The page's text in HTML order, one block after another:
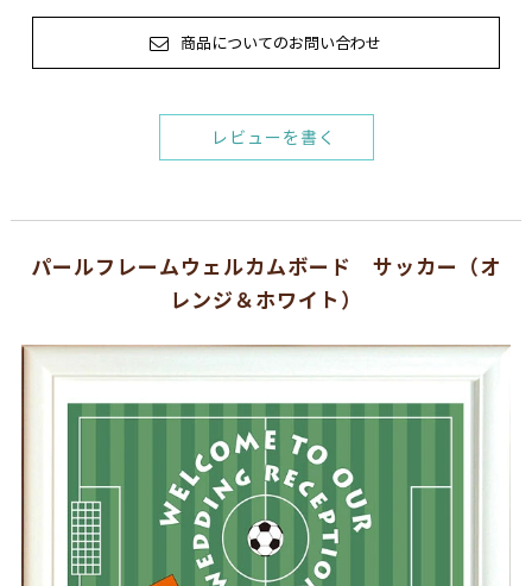
商品についてのお問い合わせ
レビューを書く
パールフレームウェルカムボード サッカー（オ
レンジ＆ホワイト）